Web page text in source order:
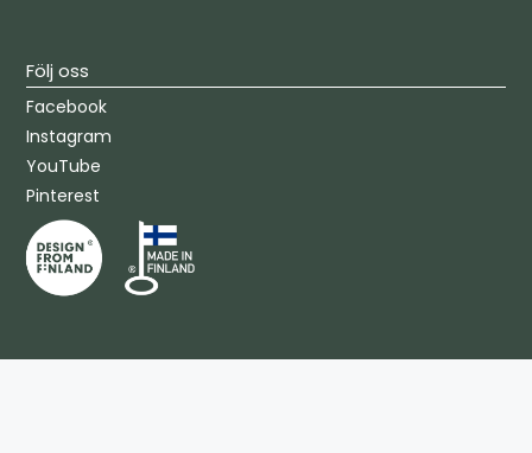
Följ oss
Facebook
Instagram
YouTube
Pinterest